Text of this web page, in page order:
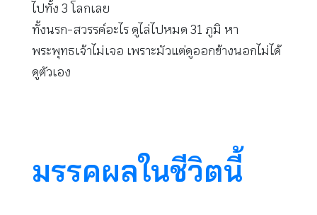
ไปทั้ง 3 โลกเลย
ทั้งนรก-สวรรค์อะไร ดูไล่ไปหมด 31 ภูมิ หา
พระพุทธเจ้าไม่เจอ เพราะมัวแต่ดูออกข้างนอกไม่ได้
ดูตัวเอง
มรรคผลในชีวิตนี้